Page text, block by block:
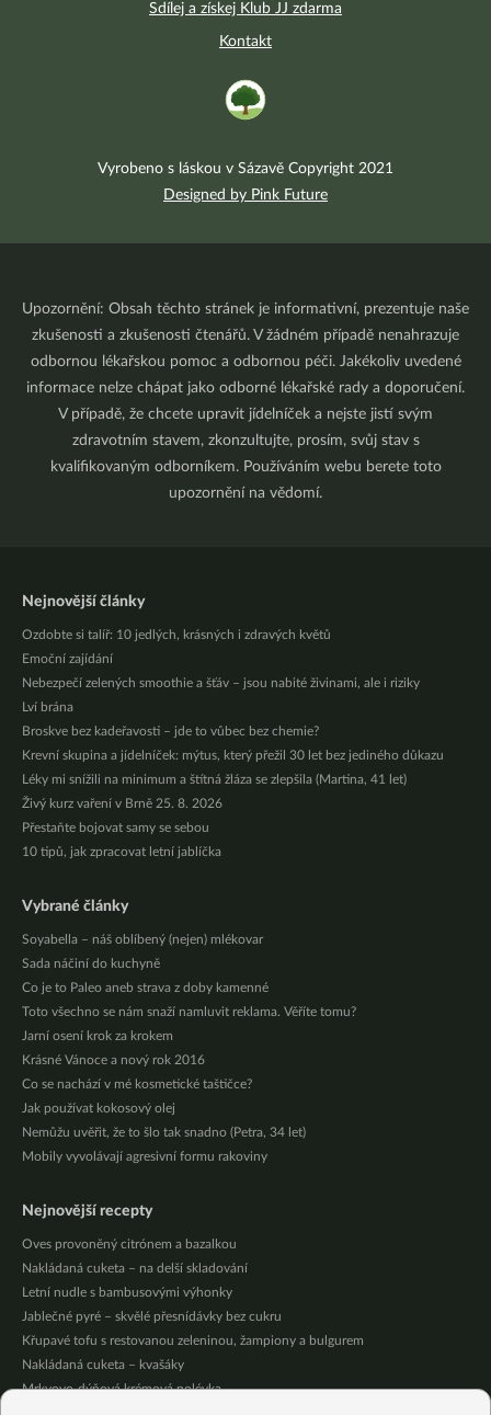
Sdílej a získej Klub JJ zdarma
Kontakt
Vyrobeno s láskou v Sázavě Copyright 2021
Designed by Pink Future
Upozornění: Obsah těchto stránek je informativní, prezentuje naše
zkušenosti a zkušenosti čtenářů. V žádném případě nenahrazuje
odbornou lékařskou pomoc a odbornou péči. Jakékoliv uvedené
informace nelze chápat jako odborné lékařské rady a doporučení.
V případě, že chcete upravit jídelníček a nejste jistí svým
zdravotním stavem, zkonzultujte, prosím, svůj stav s
kvalifikovaným odborníkem. Používáním webu berete toto
upozornění na vědomí.
Nejnovější články
Ozdobte si talíř: 10 jedlých, krásných i zdravých květů
Emoční zajídání
Nebezpečí zelených smoothie a šťáv – jsou nabité živinami, ale i riziky
Lví brána
Broskve bez kadeřavosti – jde to vůbec bez chemie?
Krevní skupina a jídelníček: mýtus, který přežil 30 let bez jediného důkazu
Léky mi snížili na minimum a štítná žláza se zlepšila (Martina, 41 let)
Živý kurz vaření v Brně 25. 8. 2026
Přestaňte bojovat samy se sebou
10 tipů, jak zpracovat letní jablíčka
Vybrané články
Soyabella – náš oblíbený (nejen) mlékovar
Sada náčiní do kuchyně
Co je to Paleo aneb strava z doby kamenné
Toto všechno se nám snaží namluvit reklama. Věříte tomu?
Jarní osení krok za krokem
Krásné Vánoce a nový rok 2016
Co se nachází v mé kosmetické taštičce?
Jak používat kokosový olej
Nemůžu uvěřit, že to šlo tak snadno (Petra, 34 let)
Mobily vyvolávají agresivní formu rakoviny
Nejnovější recepty
Oves provoněný citrónem a bazalkou
Nakládaná cuketa – na delší skladování
Letní nudle s bambusovými výhonky
Jablečné pyré – skvělé přesnídávky bez cukru
Křupavé tofu s restovanou zeleninou, žampiony a bulgurem
Nakládaná cuketa – kvašáky
Mrkvovo-dýňová krémová polévka